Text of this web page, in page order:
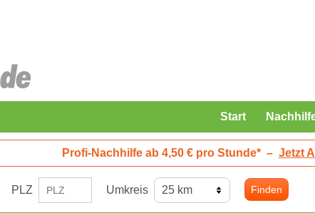
Start
Profi-Nachhilfe ab 4,50 € pro Stunde* – Jetzt
PLZ Umkreis Finden